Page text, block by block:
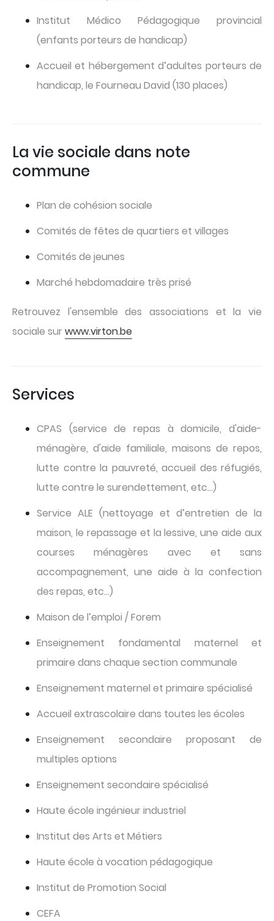
Institut Médico Pédagogique provincial
(enfants porteurs de handicap)
Accueil et hébergement d’adultes porteurs de
handicap, le Fourneau David (130 places)
La vie sociale dans note
commune
Plan de cohésion sociale
Comités de fêtes de quartiers et villages
Comités de jeunes
Marché hebdomadaire très prisé
Retrouvez l'ensemble des associations et la vie
sociale sur www.virton.be
Services
CPAS (service de repas à domicile, d'aide-
ménagère, d'aide familiale, maisons de repos,
lutte contre la pauvreté, accueil des réfugiés,
lutte contre le surendettement, etc…)
Service ALE (nettoyage et d’entretien de la
maison, le repassage et la lessive, une aide aux
courses ménagères avec et sans
accompagnement, une aide à la confection
des repas, etc…)
Maison de l’emploi / Forem
Enseignement fondamental maternel et
primaire dans chaque section communale
Enseignement maternel et primaire spécialisé
Accueil extrascolaire dans toutes les écoles
Enseignement secondaire proposant de
multiples options
Enseignement secondaire spécialisé
Haute école ingénieur industriel
Institut des Arts et Métiers
Haute école à vocation pédagogique
Institut de Promotion Social
CEFA